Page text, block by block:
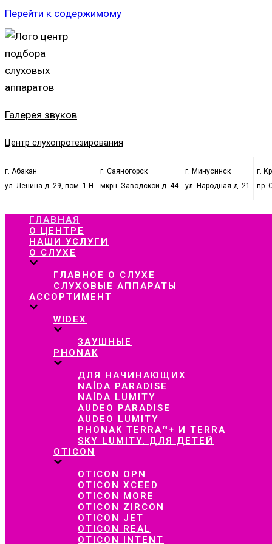
Перейти к содержимому
Галерея звуков
Центр слухопротезирования
г. Абакан
ул. Ленина д. 29, пом. 1-Н
г. Саяногорск
мкрн. Заводской д. 44
г. Минусинск
ул. Народная д. 21
г.
пр.
ГЛАВНАЯ
О ЦЕНТРЕ
НАШИ УСЛУГИ
О СЛУХЕ
ГЛАВНОЕ О СЛУХЕ
СЛУХОВЫЕ АППАРАТЫ
АССОРТИМЕНТ
WIDEX
ЗАУШНЫЕ
PHONAK
ДЛЯ НАЧИНАЮЩИХ
NAÍDA PARADISE
NAÍDA LUMITY
AUDEO PARADISE
AUDEO LUMITY
PHONAK TERRA™+ И TERRA
SKY LUMITY. ДЛЯ ДЕТЕЙ
OTICON
OTICON OPN
OTICON XCEED
OTICON MORE
OTICON ZIRCON
OTICON JET
OTICON REAL
OTICON INTENT